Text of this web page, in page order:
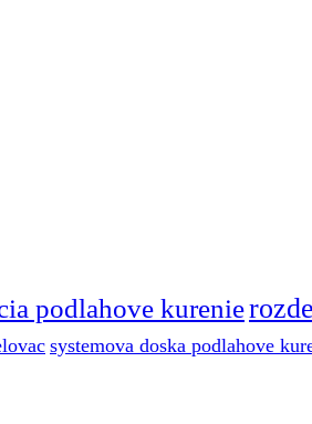
podlahove kurenie
systemova doska podlahove